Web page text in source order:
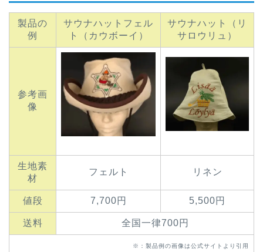
製品の
例
サウナハットフェル
ト（カウボーイ）
サウナハット（リ
サロウリュ）
参考画
像
生地素
材
フェルト リネン
値段 7,700円 5,500円
送料 全国一律700円
※：製品例の画像は公式サイトより引用